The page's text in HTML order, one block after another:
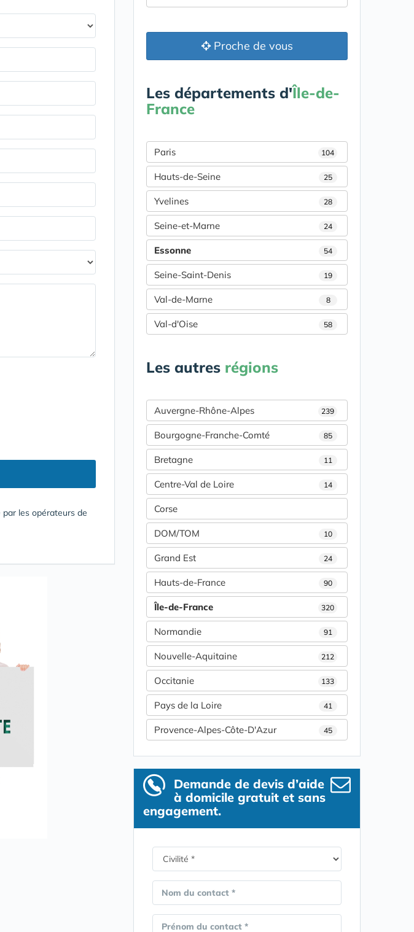
par les opérateurs de
Proche de vous
Les départements d'Île-de-
France
Paris 104
Hauts-de-Seine 25
Yvelines 28
Seine-et-Marne 24
Essonne 54
Seine-Saint-Denis 19
Val-de-Marne 8
Val-d'Oise 58
Les autres régions
Auvergne-Rhône-Alpes 239
Bourgogne-Franche-Comté 85
Bretagne 11
Centre-Val de Loire 14
Corse
DOM/TOM 10
Grand Est 24
Hauts-de-France 90
Île-de-France 320
Normandie 91
Nouvelle-Aquitaine 212
Occitanie 133
Pays de la Loire 41
Provence-Alpes-Côte-D'Azur 45
Demande de devis d’aide
à domicile gratuit et sans
engagement.
Nom du contact *
Prénom du contact *